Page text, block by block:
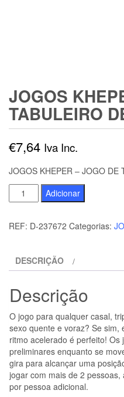
JOGOS
TABULEIRO
€7,64 Iva Inc.
JOGOS KHEPER – JOGO DE
Quantidade
de
JOGOS
JOGO
TABULEIRO
SEXO
Adicionar
REF: D-237672 Categorias:
DESCRIÇÃO
Descrição
O jogo para qualquer casal,
sexo quente e voraz? Se sim,
ritmo acelerado é perfeito!
preliminares enquanto se
gira para alcançar uma
jogar com mais de 2
por pessoa adicional.